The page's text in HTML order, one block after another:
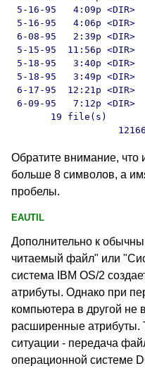
5-16-95   4:09p <DIR>
5-16-95   4:06p <DIR>
6-08-95   2:39p <DIR>
5-15-95  11:56p <DIR>
5-18-95   3:40p <DIR>
5-18-95   3:49p <DIR>
6-17-95  12:21p <DIR>
6-09-95   7:12p <DIR>
19 file(s)
Обратите внимание, что
больше 8 символов, а
пробелы.
EAUTIL
Дополнительно к
читаемый файл" или
система IBM OS/2
атрибуты. Однако при
компьютера в другой не
расширенные атрибуты.
ситуации - передача
операционной системе